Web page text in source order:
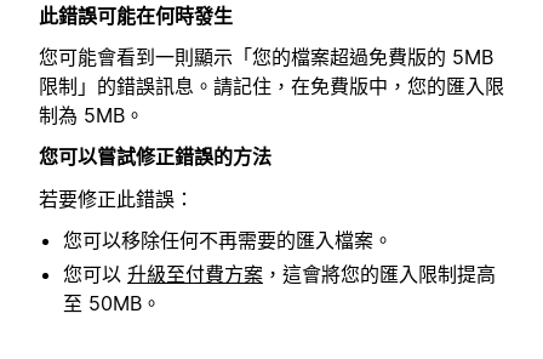
此錯誤可能在何時發生
您可能會看到一則顯示「您的檔案超過免費版的 5MB
限制」的錯誤訊息。請記住，在免費版中，您的匯入限
制為 5MB。
您可以嘗試修正錯誤的方法
若要修正此錯誤：
您可以移除任何不再需要的匯入檔案。
您可以 升級至付費方案 ，這會將您的匯入限制提高
至 50MB。